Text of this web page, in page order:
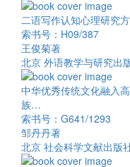
二语写作认知心理研究
索书号：H09/387
王俊菊著
北京 外语教学与研究出
中华优秀传统文化融入
族…
索书号：G641/1293
邹丹丹著
北京 社会科学文献出版